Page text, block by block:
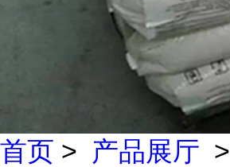
首页 > 产品展厅 >